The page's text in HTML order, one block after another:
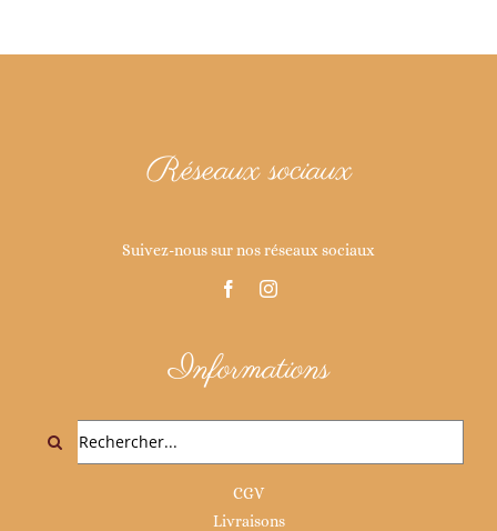
Réseaux sociaux
Suivez-nous sur nos réseaux sociaux
Informations
Rechercher:
CGV
Livraisons